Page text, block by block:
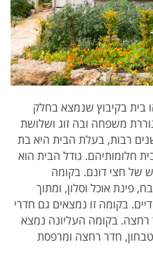
בית בקיבוץ שנמצא בחלק
משפחה ובה זוג ושלושת
שנים רבות, בעלת הבית היא בת
חלומותיהם. גודל הבית הוא
של חצי דונם. בקומה
פינת אוכל וסלון, ומתוך
בקומה זו נמצאים גם חדרי
בקומה העליונה נמצא
חדר רחצה ומרפסת